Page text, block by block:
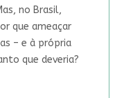
no Brasil,
que ameaçar
– e à própria
que deveria?